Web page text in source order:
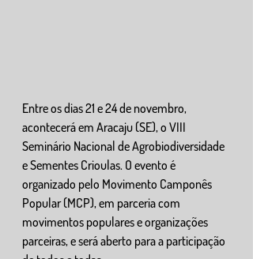
Entre os dias 21 e 24 de novembro,
acontecerá em Aracaju (SE), o VIII
Seminário Nacional de Agrobiodiversidade
e Sementes Crioulas. O evento é
organizado pelo Movimento Camponês
Popular (MCP), em parceria com
movimentos populares e organizações
parceiras, e será aberto para a participação